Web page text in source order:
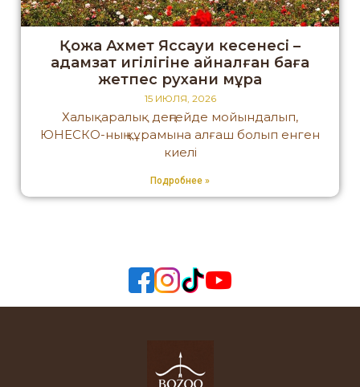
Қожа Ахмет Яссауи кесенесі –
адамзат игілігіне айналған баға
жетпес рухани мұра
15 ИЮЛЯ, 2026
Халықаралық деңгейде мойындалып,
ЮНЕСКО-ның құрамына алғаш болып енген
киелі
Подробнее »